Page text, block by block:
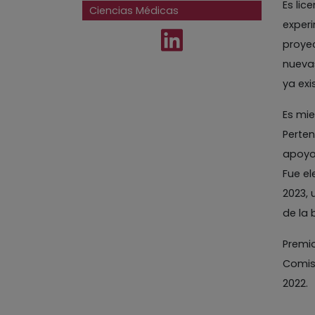
Ciencias Médicas
Es
ya
Es
Fue
2023,
de la
2022.